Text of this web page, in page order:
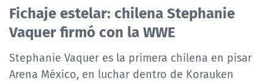
CASTING MASTERCHEF CHILE
CASTING TVN VERTICAL
TVN VERTICAL
Fichaje estelar: chilena Stephanie
Vaquer firmó con la WWE
Stephanie Vaquer es la primera chilena en pisar
Arena México, en luchar dentro de Korauken